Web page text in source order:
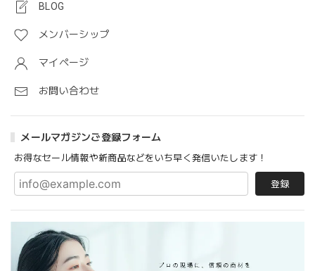
BLOG
メンバーシップ
マイページ
お問い合わせ
メールマガジンご登録フォーム
お得なセール情報や新商品などをいち早く発信いたします！
登録